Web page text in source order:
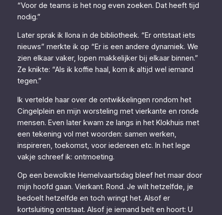
“Voor de teams is het nog even zoeken. Dat heeft tijd
nodig.”
Later sprak ik Ilona in de bibliotheek. “Er ontstaat iets
nieuws” merkte ik op “Er is een andere dynamiek. We
zien elkaar vaker, lopen makkelijker bij elkaar binnen.”
Ze knikte: “Als ik koffie haal, kom ik altijd wel iemand
tegen.”
Ik vertelde haar over de ontwikkelingen rondom het
Cingelplein en mijn worsteling met vierkante en ronde
mensen. Even later kwam ze langs in het Klokhuis met
een tekening vol met woorden: samen werken,
inspireren, toekomst, voor iedereen etc. In het lege
vakje schreef ik: ontmoeting.
Op een bewolkte Hemelvaartsdag bleef het maar door
mijn hoofd gaan. Vierkant. Rond. Je wilt hetzelfde, je
bedoelt hetzelfde en toch wringt het. Alsof er
kortsluiting ontstaat. Alsof je iemand belt en hoort: U